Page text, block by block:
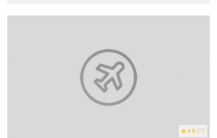
4.8 (17)